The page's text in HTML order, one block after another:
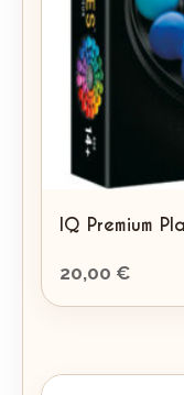
IQ Premium
20,00 €